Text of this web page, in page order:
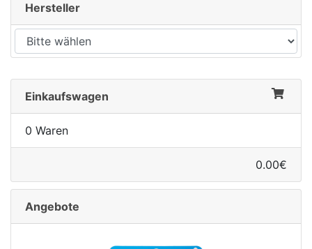
Hersteller
Einkaufswagen
0 Waren
0.00€
Angebote